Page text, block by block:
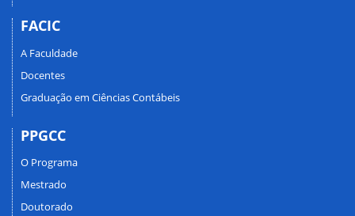
FACIC
A Faculdade
Docentes
Graduação em Ciências Contábeis
PPGCC
O Programa
Mestrado
Doutorado